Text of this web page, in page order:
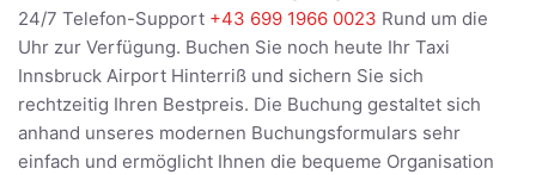
24/7 Telefon-Support +43 699 1966 0023 Rund um die
Uhr zur Verfügung. Buchen Sie noch heute Ihr Taxi
Innsbruck Airport Hinterriß und sichern Sie sich
rechtzeitig Ihren Bestpreis. Die Buchung gestaltet sich
anhand unseres modernen Buchungsformulars sehr
einfach und ermöglicht Ihnen die bequeme Organisation